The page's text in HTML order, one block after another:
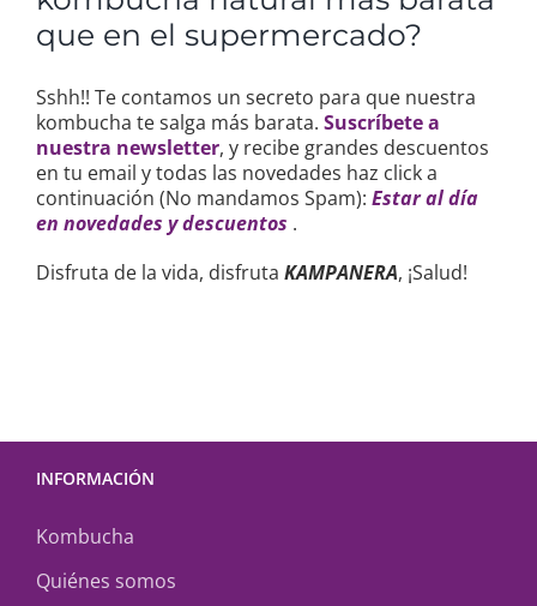
que en el supermercado?
Sshh!! Te contamos un secreto para que nuestra
kombucha te salga más barata. Suscríbete a
nuestra newsletter, y recibe grandes descuentos
en tu email y todas las novedades haz click a
continuación (No mandamos Spam): Estar al día
en novedades y descuentos .
Disfruta de la vida, disfruta KAMPANERA, ¡Salud!
INFORMACIÓN
Kombucha
Quiénes somos